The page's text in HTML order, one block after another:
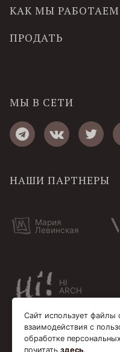
КАК МЫ РАБОТАЕМ
ПРОДАТЬ
МЫ В СЕТИ
НАШИ ПАРТНЕРЫ
Мария
Левинская
HI
ARCH
Сайт использует файлы
взаимодействия с
обработке
почитать здесь.